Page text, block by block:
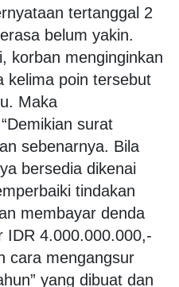
tertanggal 2
belum yakin.
korban menginginkan
kelima poin tersebut
Maka
surat
sebenarnya. Bila
bersedia dikenai
tindakan
membayar denda
IDR 4.000.000.000,-
cara mengangsur
yang dibuat dan